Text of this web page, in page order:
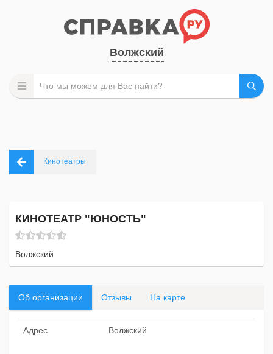
Волжский
Кинотеатры
КИНОТЕАТР "ЮНОСТЬ"
Волжский
Об организации Отзывы На карте
Адрес Волжский